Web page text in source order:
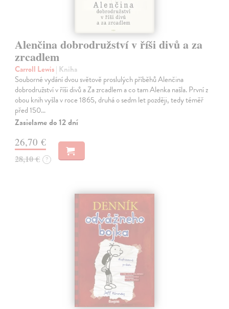
Alenčina dobrodružství v říši divů a za
zrcadlem
Carroll Lewis| Kniha
Souborné vydání dvou světově proslulých příběhů Alenčina
dobrodružství v říši divů a Za zrcadlem a co tam Alenka našla. První z
obou knih vyšla v roce 1865, druhá o sedm let později, tedy téměř
před 150…
Zasielame do 12 dní
26,70 €
28,10 € ?